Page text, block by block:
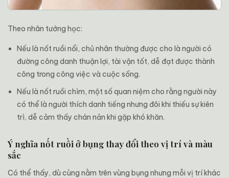
Theo nhân tướng học:
Nếu là nốt ruồi nổi, chủ nhân thường được cho là người có
đường công danh thuận lợi, tài vận tốt, dễ đạt được thành
công trong công việc và cuộc sống.
Nếu là nốt ruồi chìm, một số quan niệm cho rằng người này
có thể là người thích danh tiếng nhưng đôi khi thiếu sự kiên
trì, dễ cảm thấy chán nản khi gặp khó khăn.
Ý nghĩa nốt ruồi ở bụng thay đổi theo vị trí và màu
sắc
Có thể thấy, dù cùng nằm trên vùng bụng nhưng mỗi vị trí khác